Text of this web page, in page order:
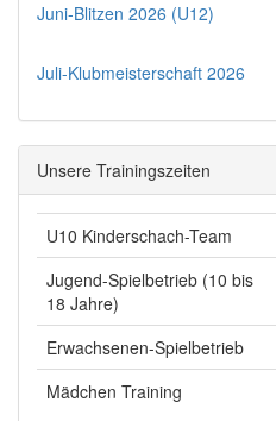
Juni-Blitzen 2026 (U12)
Juli-Klubmeisterschaft 2026
Unsere Trainingszeiten
U10 Kinderschach-Team
Jugend-Spielbetrieb (10 bis
18 Jahre)
Erwachsenen-Spielbetrieb
Mädchen Training